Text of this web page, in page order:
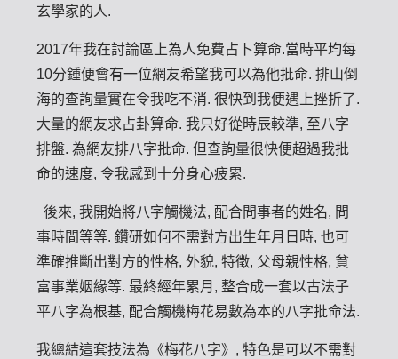
玄學家的人.
2017年我在討論區上為人免費占卜算命.當時平均每
10分鍾便會有一位網友希望我可以為他批命. 排山倒
海的查詢量實在令我吃不消. 很快到我便遇上挫折了.
大量的網友求占卦算命. 我只好從時辰較準, 至八字
排盤. 為網友排八字批命. 但查詢量很快便超過我批
命的速度, 令我感到十分身心疲累.
後來, 我開始將八字觸機法, 配合問事者的姓名, 問
事時間等等. 鑽研如何不需對方出生年月日時, 也可
準確推斷出對方的性格, 外貌, 特徵, 父母親性格, 貧
富事業姻緣等. 最終經年累月, 整合成一套以古法子
平八字為根基, 配合觸機梅花易數為本的八字批命法.
我總結這套技法為《梅花八字》, 特色是可以不需對